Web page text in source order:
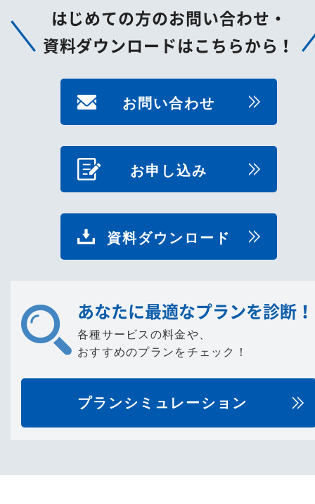
はじめての方のお問い合わせ・
資料ダウンロードはこちらから！
お問い合わせ
お申し込み
資料ダウンロード
あなたに最適なプランを診断！
各種サービスの料金や、
おすすめのプランをチェック！
プランシミュレーション